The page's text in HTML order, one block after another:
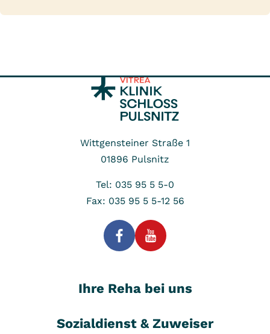
Wittgensteiner Straße 1
01896 Pulsnitz
Tel: 035 95 5 5-0
Fax: 035 95 5 5-12 56
Ihre Reha bei uns
Sozialdienst & Zuweiser